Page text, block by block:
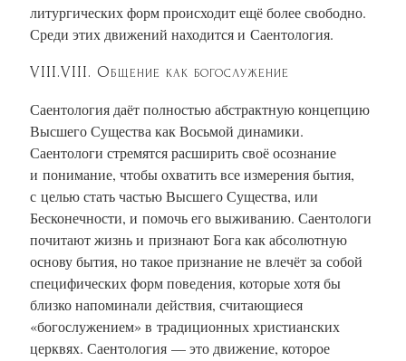
литургических форм происходит ещё более свободно.
Среди этих движений находится и Саентология.
VIII.VIII. Общение как богослужение
Саентология даёт полностью абстрактную концепцию
Высшего Существа как Восьмой динамики.
Саентологи стремятся расширить своё осознание
и понимание, чтобы охватить все измерения бытия,
с целью стать частью Высшего Существа, или
Бесконечности, и помочь его выживанию. Саентологи
почитают жизнь и признают Бога как абсолютную
основу бытия, но такое признание не влечёт за собой
специфических форм поведения, которые хотя бы
близко напоминали действия, считающиеся
«богослужением» в традиционных христианских
церквях. Саентология — это движение, которое